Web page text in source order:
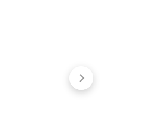
최대 7만원 할인
시타딘커넥트호
4.8